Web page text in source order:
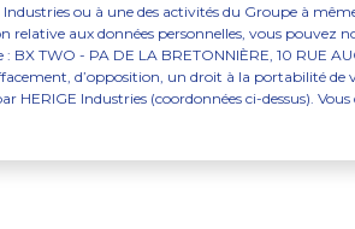
ou à une des activités du Groupe à
aux données personnelles, vous pouvez
TWO - PA DE LA BRETONNIÈRE, 10 RUE
d’opposition, un droit à la portabilité
HERIGE Industries (coordonnées ci-dessus).